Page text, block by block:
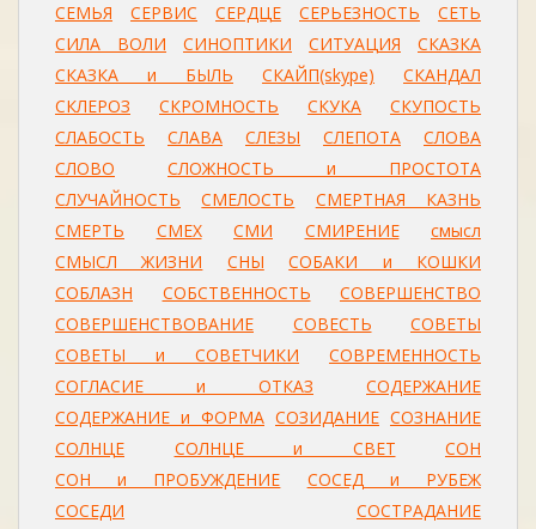
СЕМЬЯ
СЕРВИС СЕРДЦЕ СЕРЬЕЗНОСТЬ
СЕТЬ
СИЛА ВОЛИ
СИНОПТИКИ СИТУАЦИЯ
СКАЗКА
СКАЗКА и БЫЛЬ
СКАЙП(skype)
СКАНДАЛ
СКЛЕРОЗ
СКРОМНОСТЬ СКУКА
СКУПОСТЬ
СЛАБОСТЬ
СЛАВА СЛЕЗЫ СЛЕПОТА
СЛОВА
СЛОВО
СЛОЖНОСТЬ и ПРОСТОТА
СЛУЧАЙНОСТЬ
СМЕЛОСТЬ
СМЕРТНАЯ КАЗНЬ
СМЕРТЬ
СМЕХ СМИ СМИРЕНИЕ
смысл
СМЫСЛ ЖИЗНИ
СНЫ
СОБАКИ и КОШКИ
СОБЛАЗН
СОБСТВЕННОСТЬ
СОВЕРШЕНСТВО
СОВЕРШЕНСТВОВАНИЕ
СОВЕСТЬ
СОВЕТЫ
СОВЕТЫ и СОВЕТЧИКИ
СОВРЕМЕННОСТЬ
СОГЛАСИЕ и ОТКАЗ
СОДЕРЖАНИЕ
СОДЕРЖАНИЕ и ФОРМА СОЗИДАНИЕ СОЗНАНИЕ
СОЛНЦЕ
СОЛНЦЕ и СВЕТ
СОН
СОН и ПРОБУЖДЕНИЕ
СОСЕД и РУБЕЖ
СОСЕДИ
СОСТРАДАНИЕ